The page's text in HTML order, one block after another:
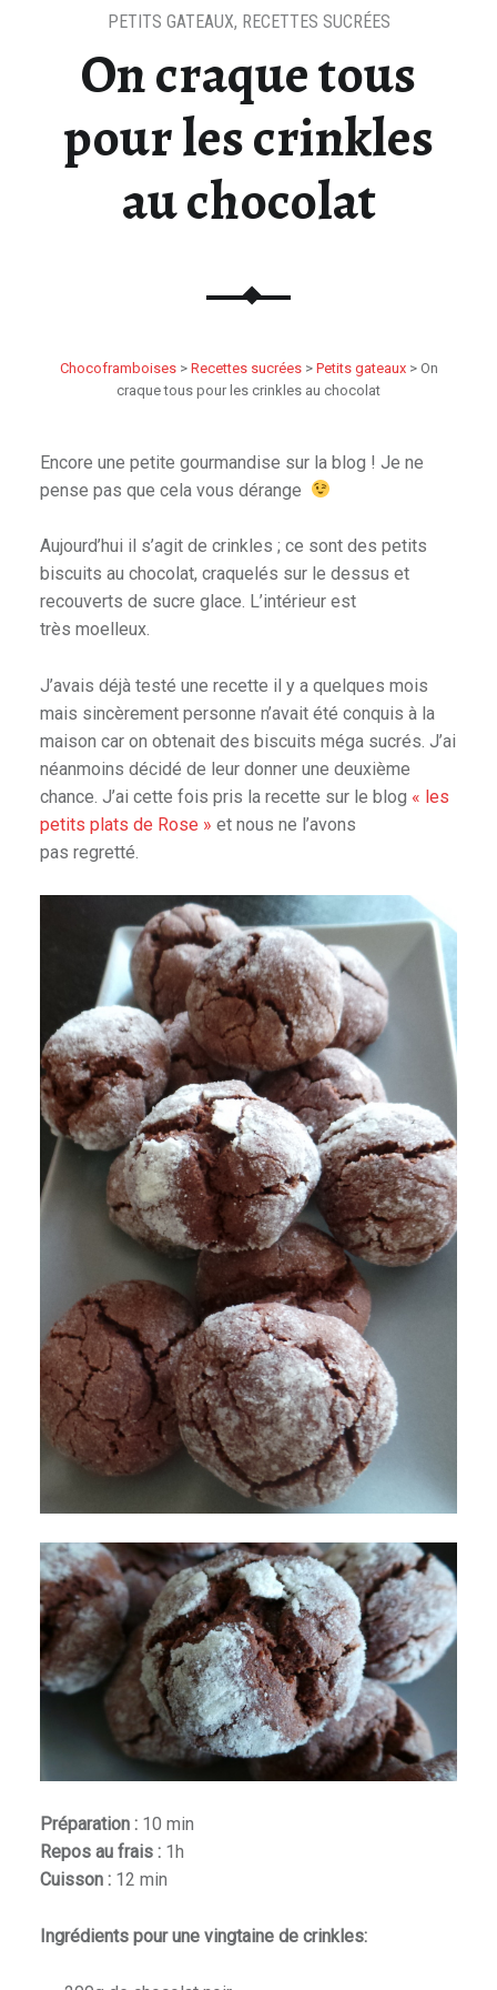
On craque tous
pour les crinkles
au chocolat
PETITS GATEAUX, RECETTES SUCRÉES
Chocoframboises> Recettes sucrées> Petits gateaux> On
craque tous pour les crinkles au chocolat
Encore une petite gourmandise sur la blog ! Je ne
pense pas que cela vous dérange
Aujourd’hui il s’agit de crinkles ; ce sont des petits
biscuits au chocolat, craquelés sur le dessus et
recouverts de sucre glace. L’intérieur est
très moelleux.
J’avais déjà testé une recette il y a quelques mois
mais sincèrement personne n’avait été conquis à la
maison car on obtenait des biscuits méga sucrés. J’ai
néanmoins décidé de leur donner une deuxième
chance. J’ai cette fois pris la recette sur le blog « les
petits plats de Rose » et nous ne l’avons
pas regretté.
Préparation : 10 min
Repos au frais : 1h
Cuisson : 12 min
Ingrédients pour une vingtaine de crinkles: